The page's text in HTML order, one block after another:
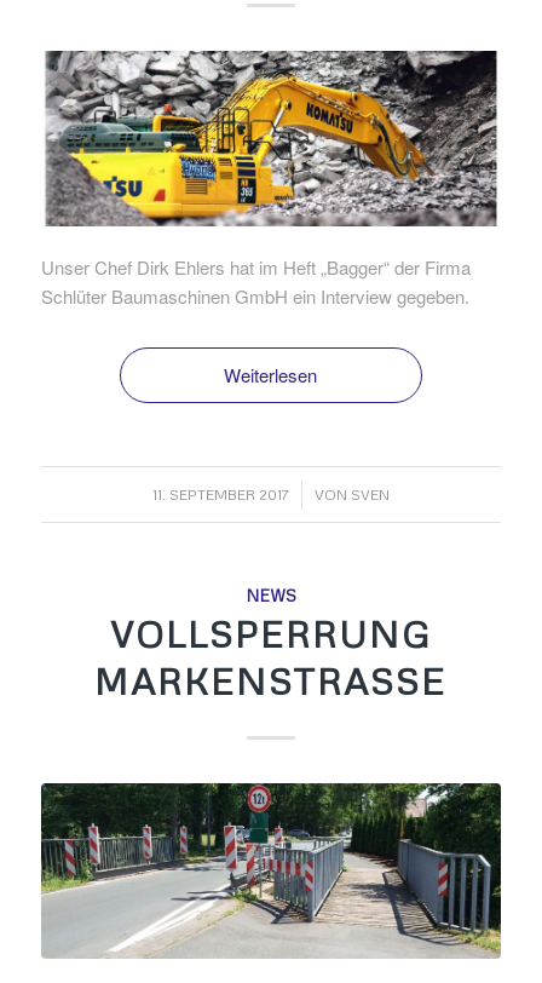
Unser Chef Dirk Ehlers hat im Heft „Bagger“ der Firma
Schlüter Baumaschinen GmbH ein Interview gegeben.
Weiterlesen
11. SEPTEMBER 2017
/ VON SVEN
NEWS
VOLLSPERRUNG
MARKENSTRASSE